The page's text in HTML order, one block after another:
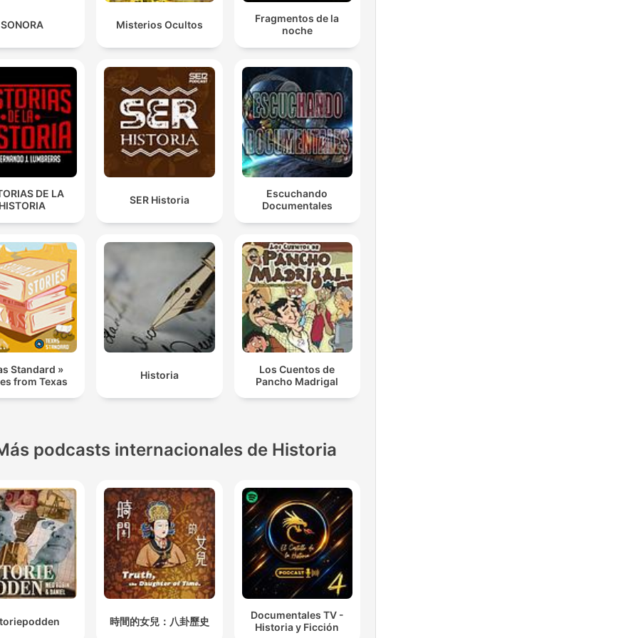
ricco e poi gli faccio pagare il riscatto, mi sistemo per
rappresentare una scommessa finanziaria estremamente
redditizia per l'aristocrazia.
Già nel Medioevo ridiventa vero quello che è stato vero
in tutte le altre epoche, cioè che il denaro è il nerbo
della guerra.
00:51:52 · Questa frase sottolinea come la capacità finanziaria
fosse fondamentale per sostenere i conflitti e pagare i soldati.
Il cavaliere senza macchia e senza paura è
un'invenzione moderna, è un'invenzione del tardo
rinascimento.
00:58:23 · L'autore smentisce il mito romantico del cavaliere
perfetto, sottolineando che la paura era una componente reale e
accettata della guerra.
SONORA Misterios Ocultos
Fragmentos de la
noche
DE LA
SER Historia
Escuchando
Documentales
Standard »
from Texas
Historia
Los Cuentos de
Pancho Madrigal
podcasts internacionales de Historia
時間的女兒：八卦歷史
Documentales TV -
Historia y Ficción